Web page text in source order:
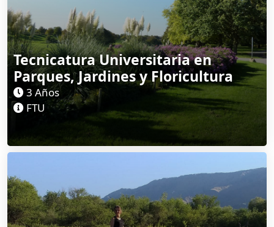
Tecnicatura Universitaria en
Parques, Jardines y Floricultura
3 Años
FTU